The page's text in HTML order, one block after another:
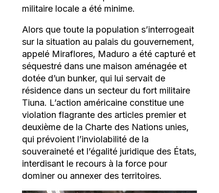
militaire locale a été minime.
Alors que toute la population s’interrogeait
sur la situation au palais du gouvernement,
appelé Miraflores, Maduro a été capturé et
séquestré dans une maison aménagée et
dotée d’un bunker, qui lui servait de
résidence dans un secteur du fort militaire
Tiuna. L’action américaine constitue une
violation flagrante des articles premier et
deuxième de la Charte des Nations unies,
qui prévoient l’inviolabilité de la
souveraineté et l’égalité juridique des États,
interdisant le recours à la force pour
dominer ou annexer des territoires.